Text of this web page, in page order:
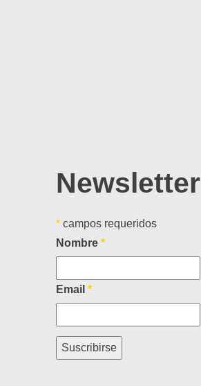
Newsletter
* campos requeridos
Nombre*
Email*